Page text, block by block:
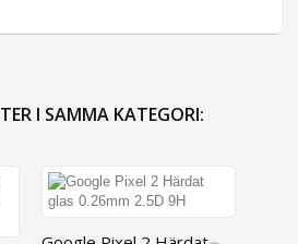
I SAMMA KATEGORI: